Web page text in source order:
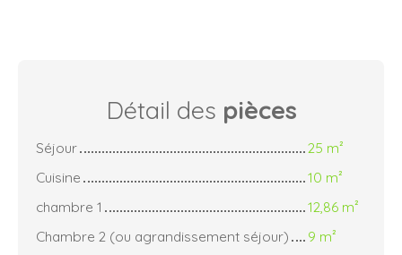
Détail des pièces
Séjour
25 m²
Cuisine
10 m²
chambre 1
12,86 m²
Chambre 2 (ou agrandissement séjour)
9 m²